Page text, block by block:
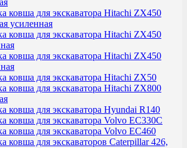
ковша для экскаватора Hitachi ZX450
усиленная
ковша для экскаватора Hitachi ZX450
ковша для экскаватора Hitachi ZX450
ковша для экскаватора Hitachi ZX50
ковша для экскаватора Hitachi ZX800
ковша для экскаватора Hyundai R140
ковша для экскаватора Volvo EC330C
ковша для экскаватора Volvo EC460
ковша для экскаваторов Caterpillar 426,